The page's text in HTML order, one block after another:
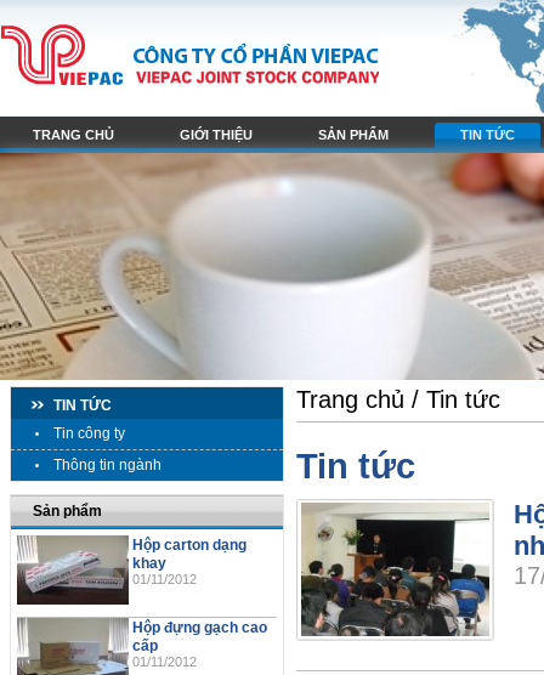
TRANG CHỦ GIỚI THIỆU SẢN PHẨM TIN TỨC
TIN TỨC
Tin công ty
Thông tin ngành
Sản phẩm
Hộp carton dạng
khay
01/11/2012
Hộp đựng gạch cao
cấp
01/11/2012
Trang chủ / Tin tức
Tin tức